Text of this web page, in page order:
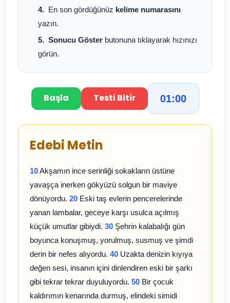
En son gördüğünüz kelime numarasını
yazın.
Sonucu Göster butonuna tıklayarak hızınızı
görün.
Başla Testi Bitir 01:00
Edebi Metin
10Akşamın ince serinliği sokakların üstüne
yavaşça inerken gökyüzü solgun bir maviye
dönüyordu. 20 Eski taş evlerin pencerelerinde
yanan lambalar, geceye karşı usulca açılmış
küçük umutlar gibiydi. 30 Şehrin kalabalığı gün
boyunca konuşmuş, yorulmuş, susmuş ve şimdi
derin bir nefes alıyordu. 40 Uzakta denizin kıyıya
değen sesi, insanın içini dinlendiren eski bir şarkı
gibi tekrar tekrar duyuluyordu. 50 Bir çocuk
kaldırımın kenarında durmuş, elindeki simidi